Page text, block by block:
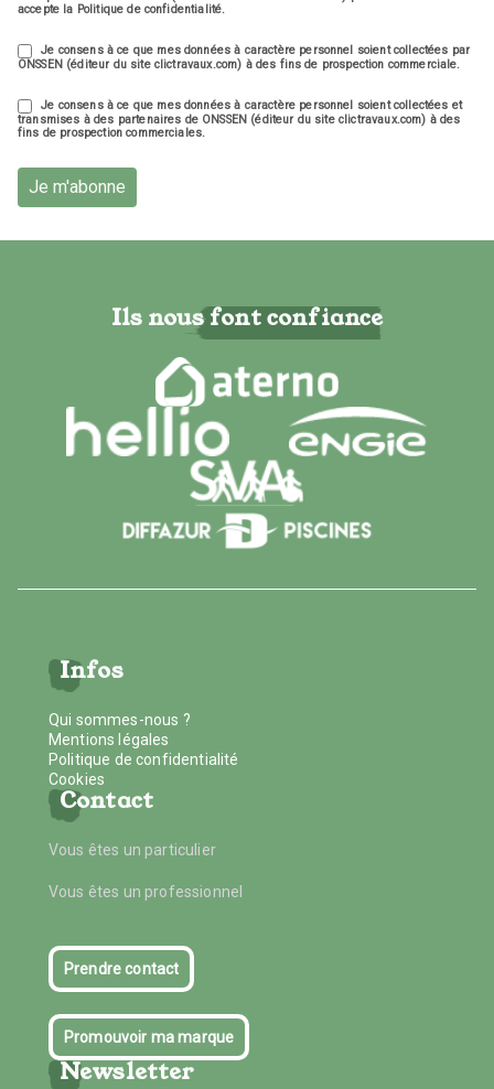
accepte la Politique de confidentialité.
Je consens à ce que mes données à caractère personnel soient collectées par
ONSSEN (éditeur du site clictravaux.com) à des fins de prospection commerciale.
Je consens à ce que mes données à caractère personnel soient collectées et
transmises à des partenaires de ONSSEN (éditeur du site clictravaux.com) à des
fins de prospection commerciales.
Je m'abonne
Ils nous font confiance
Infos
Qui sommes-nous ?
Mentions légales
Politique de confidentialité
Cookies
Contact
Vous êtes un particulier
Vous êtes un professionnel
Prendre contact
Promouvoir ma marque
Newsletter